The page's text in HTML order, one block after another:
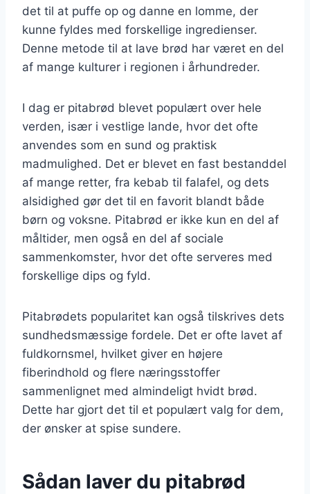
det til at puffe op og danne en lomme, der
kunne fyldes med forskellige ingredienser.
Denne metode til at lave brød har været en del
af mange kulturer i regionen i århundreder.
I dag er pitabrød blevet populært over hele
verden, især i vestlige lande, hvor det ofte
anvendes som en sund og praktisk
madmulighed. Det er blevet en fast bestanddel
af mange retter, fra kebab til falafel, og dets
alsidighed gør det til en favorit blandt både
børn og voksne. Pitabrød er ikke kun en del af
måltider, men også en del af sociale
sammenkomster, hvor det ofte serveres med
forskellige dips og fyld.
Pitabrødets popularitet kan også tilskrives dets
sundhedsmæssige fordele. Det er ofte lavet af
fuldkornsmel, hvilket giver en højere
fiberindhold og flere næringsstoffer
sammenlignet med almindeligt hvidt brød.
Dette har gjort det til et populært valg for dem,
der ønsker at spise sundere.
Sådan laver du pitabrød